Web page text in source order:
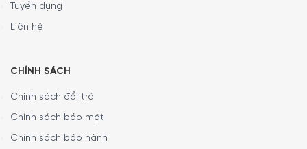
Tuyển dụng
Liên hệ
CHÍNH SÁCH
Chính sách đổi trả
Chính sách bảo mật
Chính sách bảo hành